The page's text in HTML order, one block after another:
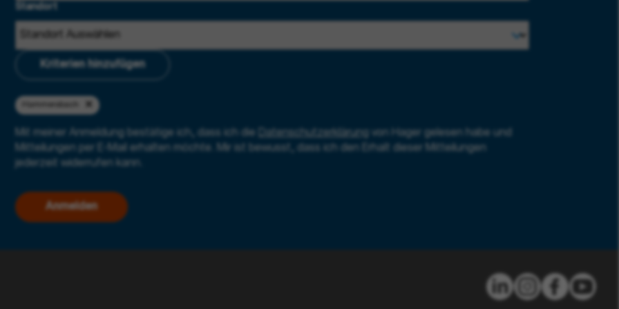
Standort
Kriterien hinzufügen
Mit meiner Anmeldung bestätige ich, dass ich die Datenschutzerklärung
von Hager gelesen habe und
Mitteilungen per E-Mail erhalten möchte. Mir ist bewusst, dass ich den Erhalt dieser Mitteilungen
jederzeit widerrufen kann.
Anmelden